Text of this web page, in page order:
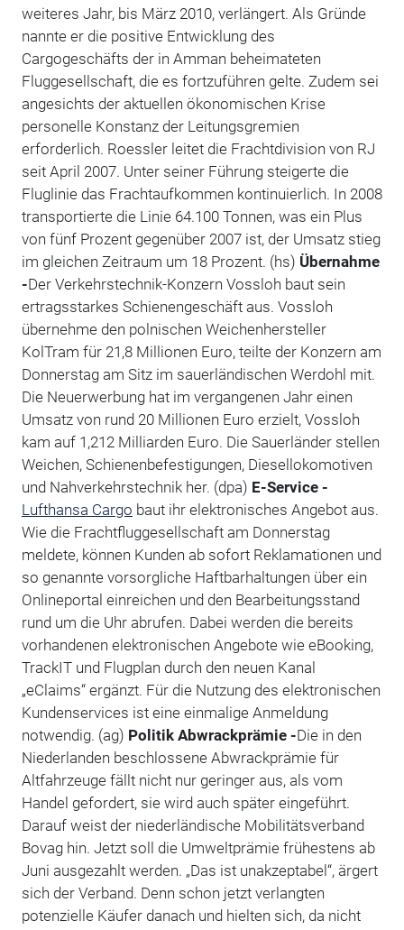
weiteres Jahr, bis März 2010, verlängert. Als Gründe
nannte er die positive Entwicklung des
Cargogeschäfts der in Amman beheimateten
Fluggesellschaft, die es fortzuführen gelte. Zudem sei
angesichts der aktuellen ökonomischen Krise
personelle Konstanz der Leitungsgremien
erforderlich. Roessler leitet die Frachtdivision von RJ
seit April 2007. Unter seiner Führung steigerte die
Fluglinie das Frachtaufkommen kontinuierlich. In 2008
transportierte die Linie 64.100 Tonnen, was ein Plus
von fünf Prozent gegenüber 2007 ist, der Umsatz stieg
im gleichen Zeitraum um 18 Prozent. (hs) Übernahme
-Der Verkehrstechnik-Konzern Vossloh baut sein
ertragsstarkes Schienengeschäft aus. Vossloh
übernehme den polnischen Weichenhersteller
KolTram für 21,8 Millionen Euro, teilte der Konzern am
Donnerstag am Sitz im sauerländischen Werdohl mit.
Die Neuerwerbung hat im vergangenen Jahr einen
Umsatz von rund 20 Millionen Euro erzielt, Vossloh
kam auf 1,212 Milliarden Euro. Die Sauerländer stellen
Weichen, Schienenbefestigungen, Diesellokomotiven
und Nahverkehrstechnik her. (dpa) E-Service -
Lufthansa Cargo baut ihr elektronisches Angebot aus.
Wie die Frachtfluggesellschaft am Donnerstag
meldete, können Kunden ab sofort Reklamationen und
so genannte vorsorgliche Haftbarhaltungen über ein
Onlineportal einreichen und den Bearbeitungsstand
rund um die Uhr abrufen. Dabei werden die bereits
vorhandenen elektronischen Angebote wie eBooking,
TrackIT und Flugplan durch den neuen Kanal
„eClaims“ ergänzt. Für die Nutzung des elektronischen
Kundenservices ist eine einmalige Anmeldung
notwendig. (ag) Politik Abwrackprämie -Die in den
Niederlanden beschlossene Abwrackprämie für
Altfahrzeuge fällt nicht nur geringer aus, als vom
Handel gefordert, sie wird auch später eingeführt.
Darauf weist der niederländische Mobilitätsverband
Bovag hin. Jetzt soll die Umweltprämie frühestens ab
Juni ausgezahlt werden. „Das ist unakzeptabel“, ärgert
sich der Verband. Denn schon jetzt verlangten
potenzielle Käufer danach und hielten sich, da nicht